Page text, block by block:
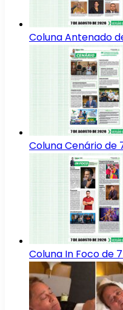
Coluna Antenado
Coluna Cenário de
Coluna In Foco de